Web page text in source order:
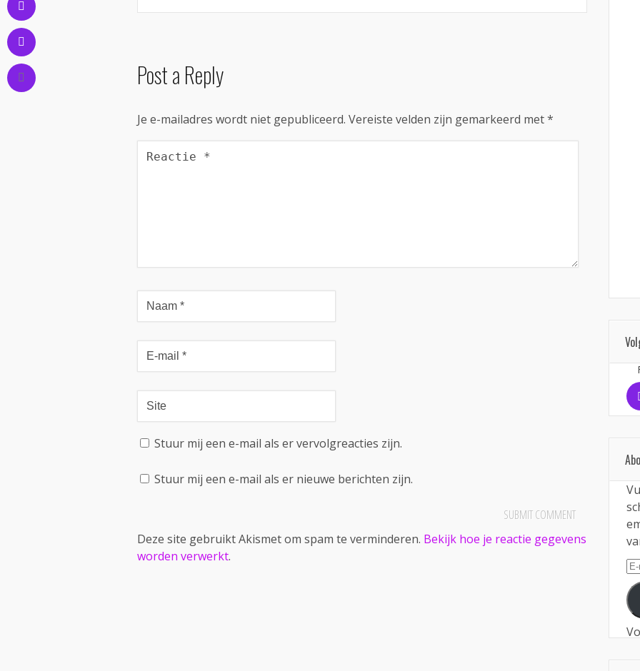
Post a Reply
Je e-mailadres wordt niet gepubliceerd. Vereiste velden zijn gemarkeerd met*
Stuur mij een e-mail als er vervolgreacties zijn.
Stuur mij een e-mail als er nieuwe berichten zijn.
Deze site gebruikt Akismet om spam te verminderen. Bekijk hoe je reactie gegevens
worden verwerkt.
E-